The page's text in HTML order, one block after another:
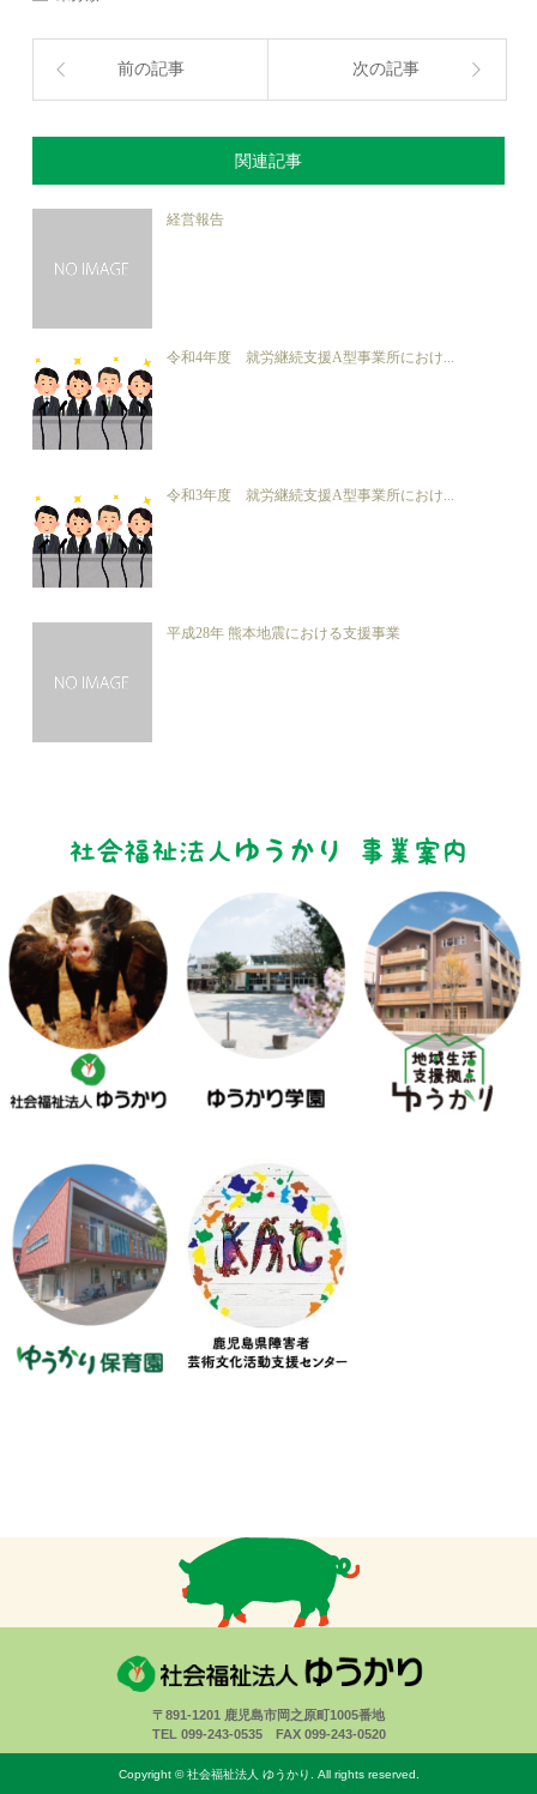
前の記事 次の記事
関連記事
経営報告
令和4年度 就労継続支援A型事業所におけ...
令和3年度 就労継続支援A型事業所におけ...
平成28年 熊本地震における支援事業
社会福祉法人ゆうかり 事業案内
〒891-1201 鹿児島市岡之原町1005番地
TEL 099-243-0535 FAX 099-243-0520
Copyright © 社会福祉法人 ゆうかり. All rights reserved.